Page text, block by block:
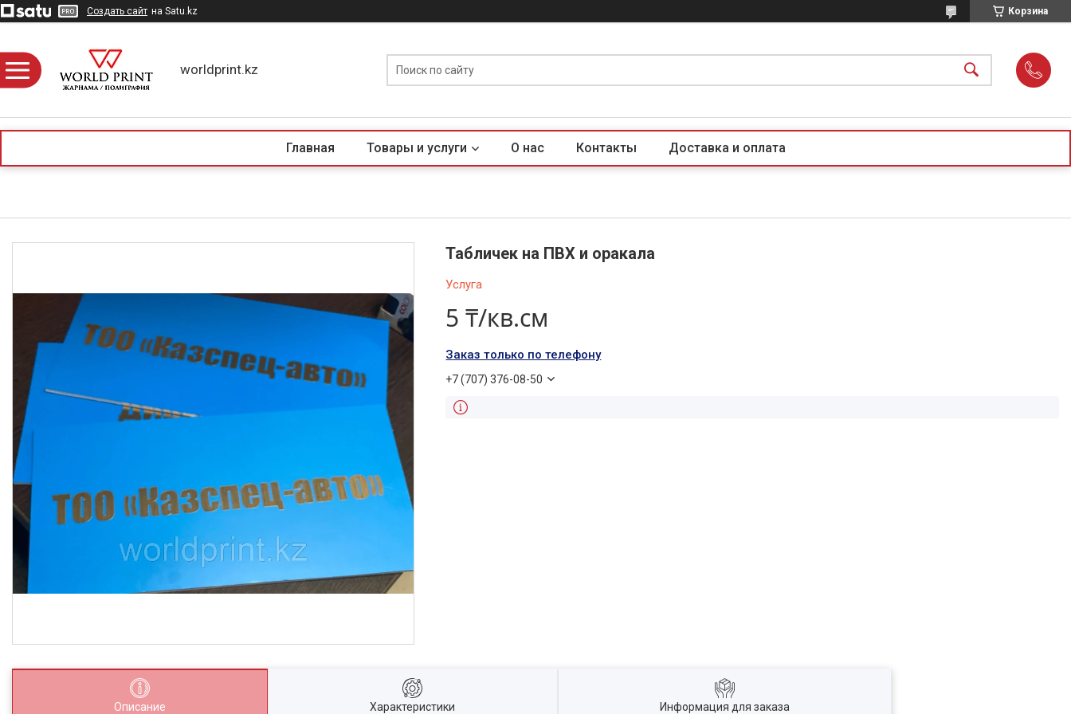
Создать сайт на Satu.kz Корзина
worldprint.kz
Главная Товары и услуги О нас Контакты Доставка и оплата
Табличек на ПВХ и оракала
Услуга
5 ₸/кв.см
Заказ только по телефону
+7 (707) 376-08-50
Описание Характеристики Информация для заказа